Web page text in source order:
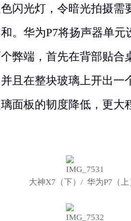
闪光灯，令暗光拍摄需
。华为P7将扬声器单元
弊端，首先在背部贴合
且在整块玻璃上开出一
面板的韧度降低，更大
大神X7（下）/ 华为P7（上